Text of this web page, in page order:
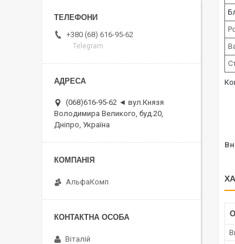
+380 (68) 616-95-62
Telegram
(068)616-95-62 ◄ вул.Князя
Володимира Великого, буд.20,
Дніпро, Україна
АльфаКомп
Віталій